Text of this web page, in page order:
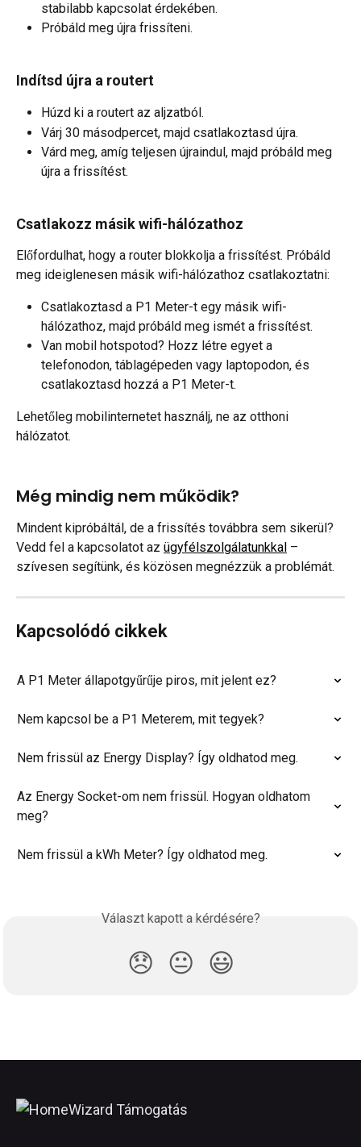
stabilabb kapcsolat érdekében.
Próbáld meg újra frissíteni.
Indítsd újra a routert
Húzd ki a routert az aljzatból.
Várj 30 másodpercet, majd csatlakoztasd újra.
Várd meg, amíg teljesen újraindul, majd próbáld meg
újra a frissítést.
Csatlakozz másik wifi-hálózathoz
Előfordulhat, hogy a router blokkolja a frissítést. Próbáld
meg ideiglenesen másik wifi-hálózathoz csatlakoztatni:
Csatlakoztasd a P1 Meter-t egy másik wifi-
hálózathoz, majd próbáld meg ismét a frissítést.
Van mobil hotspotod? Hozz létre egyet a
telefonodon, táblagépeden vagy laptopodon, és
csatlakoztasd hozzá a P1 Meter-t.
Lehetőleg mobilinternetet használj, ne az otthoni
hálózatot.
Még mindig nem működik?
Mindent kipróbáltál, de a frissítés továbbra sem sikerül?
Vedd fel a kapcsolatot az ügyfélszolgálatunkkal –
szívesen segítünk, és közösen megnézzük a problémát.
Kapcsolódó cikkek
A P1 Meter állapotgyűrűje piros, mit jelent ez?
Nem kapcsol be a P1 Meterem, mit tegyek?
Nem frissül az Energy Display? Így oldhatod meg.
Az Energy Socket-om nem frissül. Hogyan oldhatom
meg?
Nem frissül a kWh Meter? Így oldhatod meg.
Választ kapott a kérdésére?
😞 😐 😃